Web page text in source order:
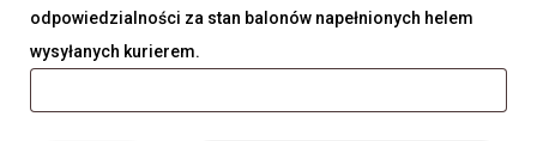
odpowiedzialności za stan balonów napełnionych helem
wysyłanych kurierem.